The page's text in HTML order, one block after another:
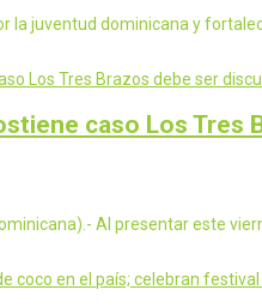
la juventud dominicana y
caso Los Tres
Al presentar este